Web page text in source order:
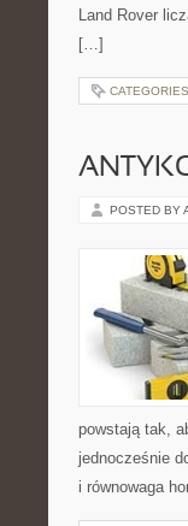
Land Rover
[…]
POSTED BY
powstają tak,
jednocześnie
i równowaga